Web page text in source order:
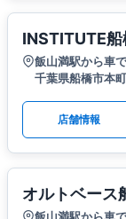
INSTITUTE船
飯山満駅から車
千葉県船橋市本
店舗情報
オルトベース
飯山満駅から車